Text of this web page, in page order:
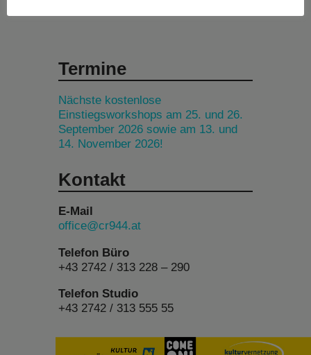
Termine
Nächste kostenlose
Einstiegsworkshops am 25. und 26.
September 2026 sowie am 13. und
14. November 2026!
Kontakt
E-Mail
office@cr944.at
Telefon Büro
+43 2742 / 313 228 – 290
Telefon Studio
+43 2742 / 313 555 55